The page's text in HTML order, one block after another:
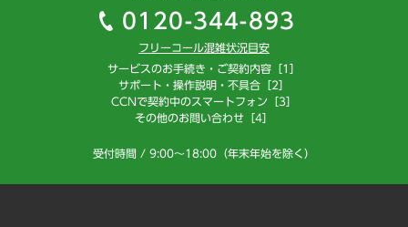
0120-344-893
フリーコール混雑状況目安
サービスのお手続き・ご契約内容［1］
サポート・操作説明・不具合［2］
CCNで契約中のスマートフォン［3］
その他のお問い合わせ［4］
受付時間 / 9:00～18:00（年末年始を除く）